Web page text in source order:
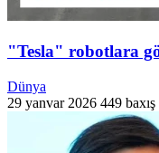
"Tesla" robotlara
Dünya
29 yanvar 2026 449 baxış